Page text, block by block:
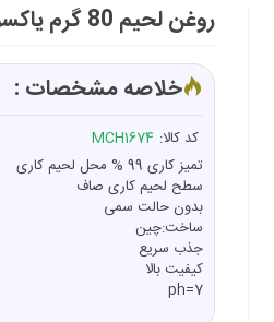
روغن لحیم 80 گرم یاکسون YAXUN ZJ-18
خلاصه مشخصات :
کد کالا: MCH1674
تمیز کاری 99 % محل لحیم کاری
سطح لحیم کاری صاف
بدون حالت سمی
ساخت:چین
جذب سریع
کیفیت بالا
ph=7